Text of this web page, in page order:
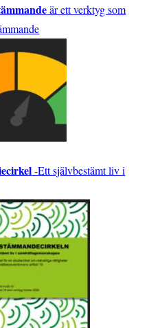
är ett verktyg som
-Ett självbestämt liv i